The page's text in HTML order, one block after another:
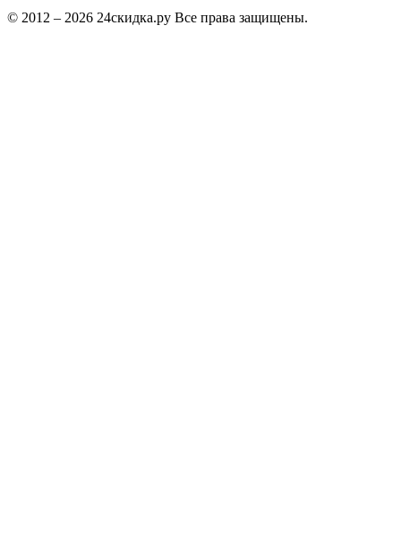
© 2012 – 2026 24скидка.ру Все права защищены.